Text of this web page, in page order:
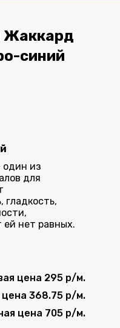
Жаккард
синий
один из
для
гладкость,
ей нет равных.
цена 295 р/м.
цена 368.75 р/м.
цена 705 р/м.